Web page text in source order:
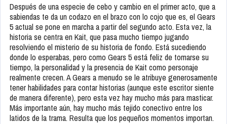
Después de una especie de cebo y cambio en el primer acto, que a
sabiendas te da un codazo en el brazo con lo cojo que es, el Gears
5 actual se pone en marcha a partir del segundo acto. Esta vez, la
historia se centra en Kait, que pasa mucho tiempo jugando
resolviendo el misterio de su historia de fondo. Está sucediendo
donde lo esperabas, pero como Gears 5 está feliz de tomarse su
tiempo, la personalidad y la presencia de Kait como personaje
realmente crecen. A Gears a menudo se le atribuye generosamente
tener habilidades para contar historias (aunque este escritor siente
de manera diferente), pero esta vez hay mucho más para masticar.
Más importante aún, hay mucho más tejido conectivo entre los
latidos de la trama. Resulta que los pequeños momentos importan.